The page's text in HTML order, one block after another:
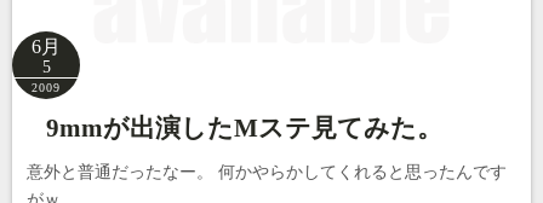
6月
5
2009
9mmが出演したMステ見てみた。
意外と普通だったなー。 何かやらかしてくれると思ったんです